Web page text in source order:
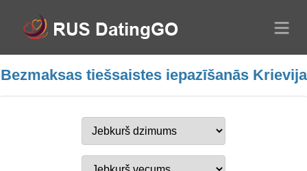
Bezmaksas tiešsaistes iepazīšanās Krievija